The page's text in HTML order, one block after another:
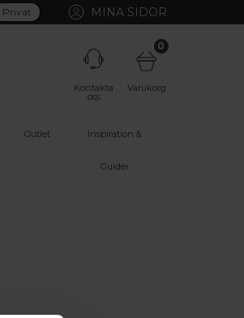
Privat MINA SIDOR
Kontakta
oss
0
Varukorg
Outlet Inspiration &
Guider